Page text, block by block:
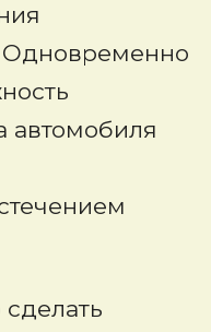
Одновременно
автомобиля